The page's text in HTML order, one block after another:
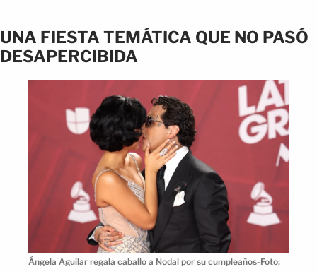
UNA FIESTA TEMÁTICA QUE NO PASÓ
DESAPERCIBIDA
Ángela Aguilar regala caballo a Nodal por su cumpleaños-Foto: